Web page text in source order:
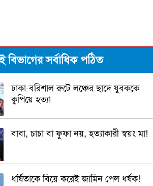
বিভাগের সর্বাধিক পঠিত
ঢাকা-বরিশাল রুটে লঞ্চের ছাদে যুবককে
কুপিয়ে হত্যা
বাবা, চাচা বা ফুফা নয়, হত্যাকারী স্বয়ং মা!
ধর্ষিতাকে বিয়ে করেই জামিন পেল ধর্ষক!